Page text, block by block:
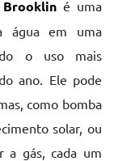
é uma
água em uma
o uso mais
ano. Ele pode
como bomba
solar, ou
a gás, cada um